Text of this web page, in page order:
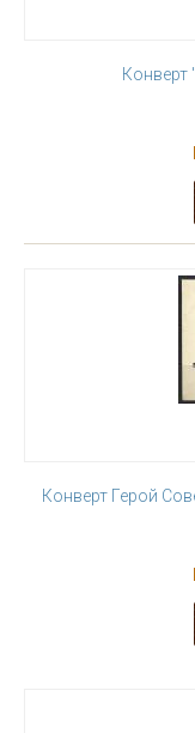
Конверт
Конверт Герой